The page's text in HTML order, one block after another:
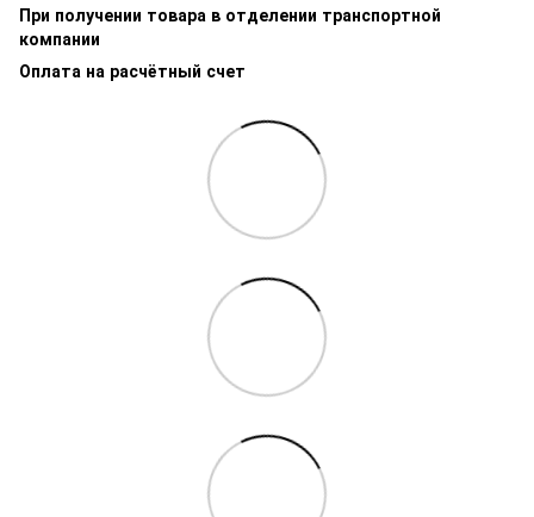
При получении товара в отделении транспортной
компании
Оплата на расчётный счет